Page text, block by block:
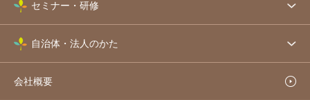
セミナー・研修
自治体・法人のかた
会社概要